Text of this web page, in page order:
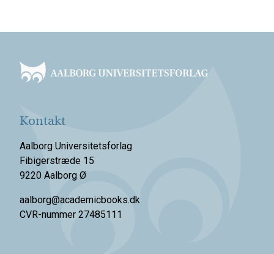
Kontakt
Aalborg Universitetsforlag
Fibigerstræde 15
9220 Aalborg Ø
aalborg@academicbooks.dk
CVR-nummer 27485111